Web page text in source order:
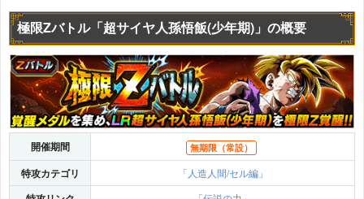
極限Zバトル「超サイヤ人孫悟飯(少年期)」の概要
開催期間 無期限（常設）
特攻カテゴリ 「人造人間/セル編」